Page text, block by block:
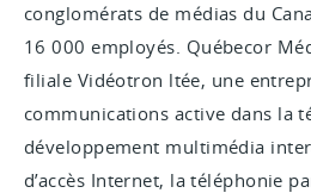
conglomérats de médias du
16 000 employés. Québecor
filiale Vidéotron ltée, une
communications active dans la
développement multimédia
d’accès Internet, la téléphonie